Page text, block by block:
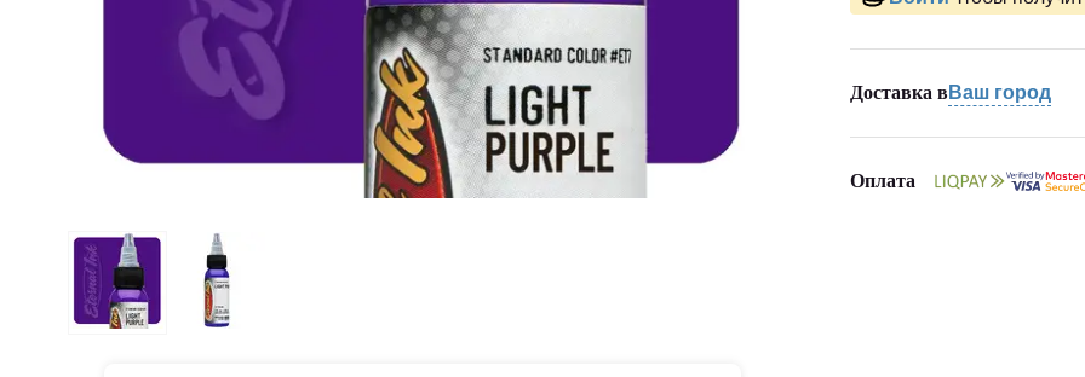
Доставка в Ваш город
Оплата